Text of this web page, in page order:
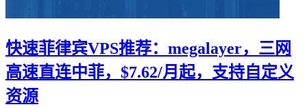
快速菲律宾VPS推荐：megalayer，三网
高速直连中菲，$7.62/月起，支持自定义
资源